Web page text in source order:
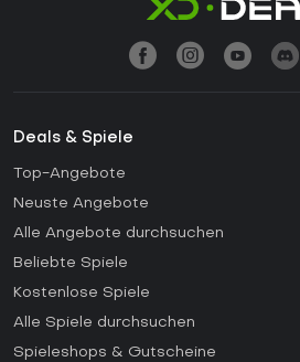
Deals & Spiele
Top-Angebote
Neuste Angebote
Alle Angebote durchsuchen
Beliebte Spiele
Kostenlose Spiele
Alle Spiele durchsuchen
Spieleshops & Gutscheine